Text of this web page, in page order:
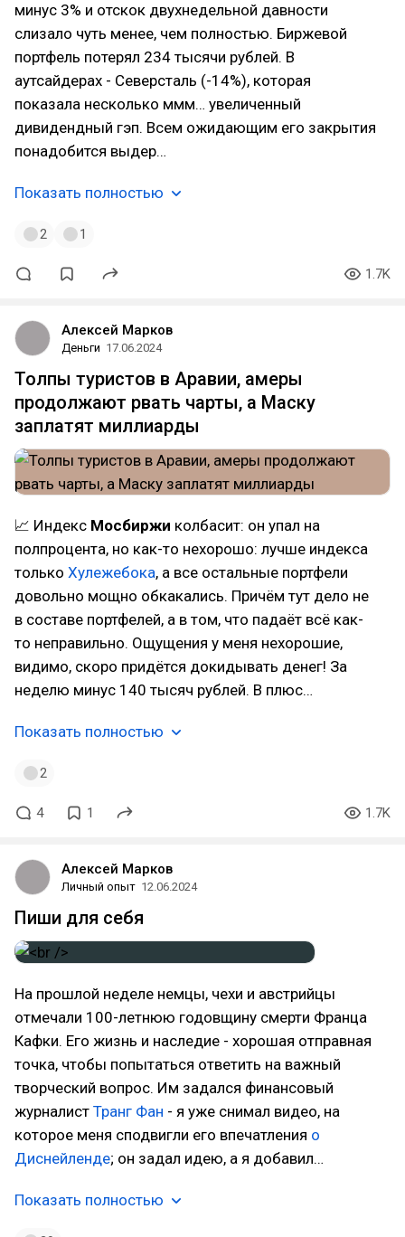
минус 3% и отскок двухнедельной давности
слизало чуть менее, чем полностью. Биржевой
портфель потерял 234 тысячи рублей. В
аутсайдерах - Северсталь (-14%), которая
показала несколько ммм… увеличенный
дивидендный гэп. Всем ожидающим его закрытия
понадобится выдер…
Показать полностью
2 1
1.7K
Алексей Марков
Деньги 17.06.2024
Толпы туристов в Аравии, амеры
продолжают рвать чарты, а Маску
заплатят миллиарды
📈 Индекс Мосбиржи колбасит: он упал на
полпроцента, но как-то нехорошо: лучше индекса
только Хулежебока, а все остальные портфели
довольно мощно обкакались. Причём тут дело не
в составе портфелей, а в том, что падаёт всё как-
то неправильно. Ощущения у меня нехорошие,
видимо, скоро придётся докидывать денег! За
неделю минус 140 тысяч рублей. В плюс…
Показать полностью
2
4 1 1.7K
Алексей Марков
Личный опыт 12.06.2024
Пиши для себя
На прошлой неделе немцы, чехи и австрийцы
отмечали 100-летнюю годовщину смерти Франца
Кафки. Его жизнь и наследие - хорошая отправная
точка, чтобы попытаться ответить на важный
творческий вопрос. Им задался финансовый
журналист Транг Фан - я уже снимал видео, на
которое меня сподвигли его впечатления о
Диснейленде; он задал идею, а я добавил…
Показать полностью